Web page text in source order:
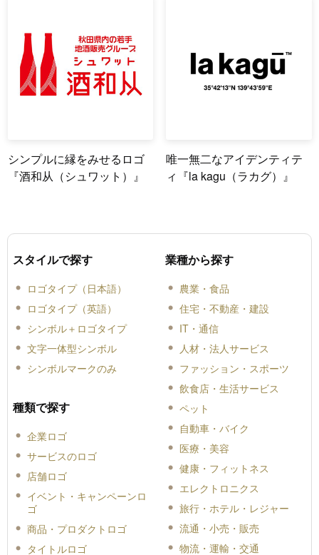
シンプルに縁をみせるロゴ
『酒和从（シュワット）』
唯一無二なアイデンティテ
ィ『la kagu（ラカグ）』
スタイルで探す
ロゴタイプ（日本語）
ロゴタイプ（英語）
シンボル＋ロゴタイプ
文字一体型シンボル
シンボルマークのみ
種類で探す
企業ロゴ
サービスのロゴ
店舗ロゴ
イベント・キャンペーンロ
ゴ
商品・プロダクトロゴ
タイトルロゴ
業種から探す
農業・食品
住宅・不動産・建設
IT・通信
人材・法人サービス
ファッション・スポーツ
飲食店・生活サービス
ペット
自動車・バイク
医療・美容
健康・フィットネス
エレクトロニクス
旅行・ホテル・レジャー
流通・小売・販売
物流・運輸・交通